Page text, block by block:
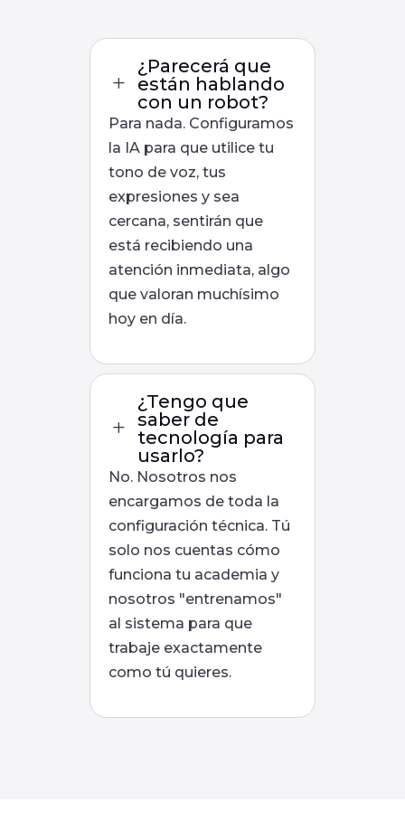
L
¿Parecerá que
están hablando
con un robot?
Para nada. Configuramos
la IA para que utilice tu
tono de voz, tus
expresiones y sea
cercana, sentirán que
está recibiendo una
atención inmediata, algo
que valoran muchísimo
hoy en día.
L
¿Tengo que
saber de
tecnología para
usarlo?
No. Nosotros nos
encargamos de toda la
configuración técnica. Tú
solo nos cuentas cómo
funciona tu academia y
nosotros "entrenamos"
al sistema para que
trabaje exactamente
como tú quieres.